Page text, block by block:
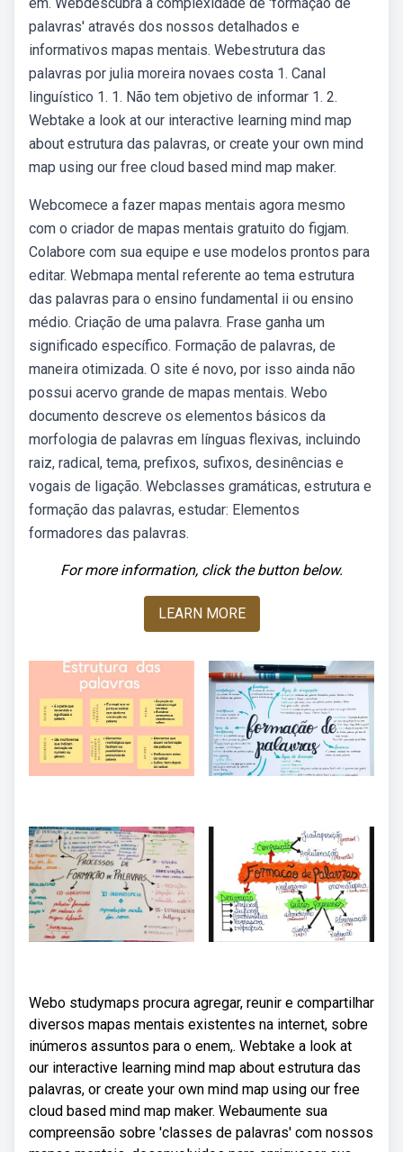
palavras' através dos nossos detalhados e
informativos mapas mentais. Webestrutura das
palavras por julia moreira novaes costa 1. Canal
linguístico 1. 1. Não tem objetivo de informar 1. 2.
Webtake a look at our interactive learning mind map
about estrutura das palavras, or create your own mind
map using our free cloud based mind map maker.
Webcomece a fazer mapas mentais agora mesmo
com o criador de mapas mentais gratuito do figjam.
Colabore com sua equipe e use modelos prontos para
editar. Webmapa mental referente ao tema estrutura
das palavras para o ensino fundamental ii ou ensino
médio. Criação de uma palavra. Frase ganha um
significado específico. Formação de palavras, de
maneira otimizada. O site é novo, por isso ainda não
possui acervo grande de mapas mentais. Webo
documento descreve os elementos básicos da
morfologia de palavras em línguas flexivas, incluindo
raiz, radical, tema, prefixos, sufixos, desinências e
vogais de ligação. Webclasses gramáticas, estrutura e
formação das palavras, estudar: Elementos
formadores das palavras.
For more information, click the button below.
LEARN MORE
Webo studymaps procura agregar, reunir e compartilhar
diversos mapas mentais existentes na internet, sobre
inúmeros assuntos para o enem,. Webtake a look at
our interactive learning mind map about estrutura das
palavras, or create your own mind map using our free
cloud based mind map maker. Webaumente sua
compreensão sobre 'classes de palavras' com nossos